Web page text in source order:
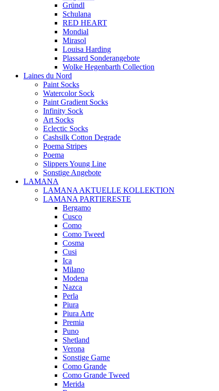
Gründl
Schulana
RED HEART
Mondial
Mirasol
Louisa Harding
Plassard Sonderangebote
Wolke Hegenbarth Collection
Laines du Nord
Paint Socks
Watercolor Sock
Paint Gradient Socks
Infinity Sock
Art Socks
Eclectic Socks
Cashsilk Cotton Degrade
Poema Stripes
Poema
Slippers Young Line
Sonstige Angebote
LAMANA
LAMANA AKTUELLE KOLLEKTION
LAMANA PARTIERESTE
Bergamo
Cusco
Como
Como Tweed
Cosma
Cusi
Ica
Milano
Modena
Nazca
Perla
Piura
Piura Arte
Premia
Puno
Shetland
Verona
Sonstige Garne
Como Grande
Como Grande Tweed
Merida